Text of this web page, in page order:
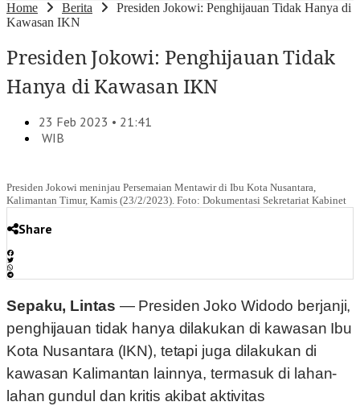
Home Berita
Presiden Jokowi: Penghijauan Tidak Hanya di
Kawasan IKN
Presiden Jokowi: Penghijauan Tidak
Hanya di Kawasan IKN
23 Feb 2023 • 21:41
WIB
Presiden Jokowi meninjau Persemaian Mentawir di Ibu Kota Nusantara,
Kalimantan Timur, Kamis (23/2/2023). Foto: Dokumentasi Sekretariat Kabinet
Share
Sepaku, Lintas — Presiden Joko Widodo berjanji,
penghijauan tidak hanya dilakukan di kawasan Ibu
Kota Nusantara (IKN), tetapi juga dilakukan di
kawasan Kalimantan lainnya, termasuk di lahan-
lahan gundul dan kritis akibat aktivitas